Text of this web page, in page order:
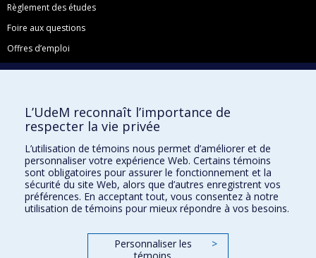
Règlement des études
Foire aux questions
Offres d’emploi
Facebook
LinkedIn
YouTube
Toutes nos présences sociales
École de français
Centre de perfectionnement
L’UdeM reconnaît l’importance de
respecter la vie privée
L’utilisation de témoins nous permet d’améliorer et de
personnaliser votre expérience Web. Certains témoins
sont obligatoires pour assurer le fonctionnement et la
sécurité du site Web, alors que d’autres enregistrent vos
préférences. En acceptant tout, vous consentez à notre
utilisation de témoins pour mieux répondre à vos besoins.
Personnaliser les
>